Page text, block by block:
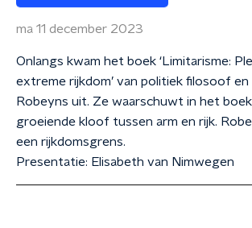
ma 11 december 2023
Onlangs kwam het boek ‘Limitarisme:
extreme rijkdom’ van politiek filosoof en
Robeyns uit. Ze waarschuwt in het
groeiende kloof tussen arm en rijk.
een rijkdomsgrens.
Presentatie: Elisabeth van Nimwegen